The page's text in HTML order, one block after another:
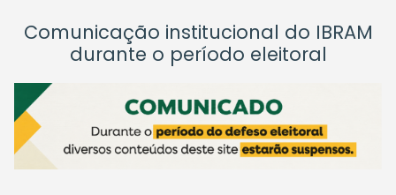
Comunicação institucional do IBRAM
durante o período eleitoral